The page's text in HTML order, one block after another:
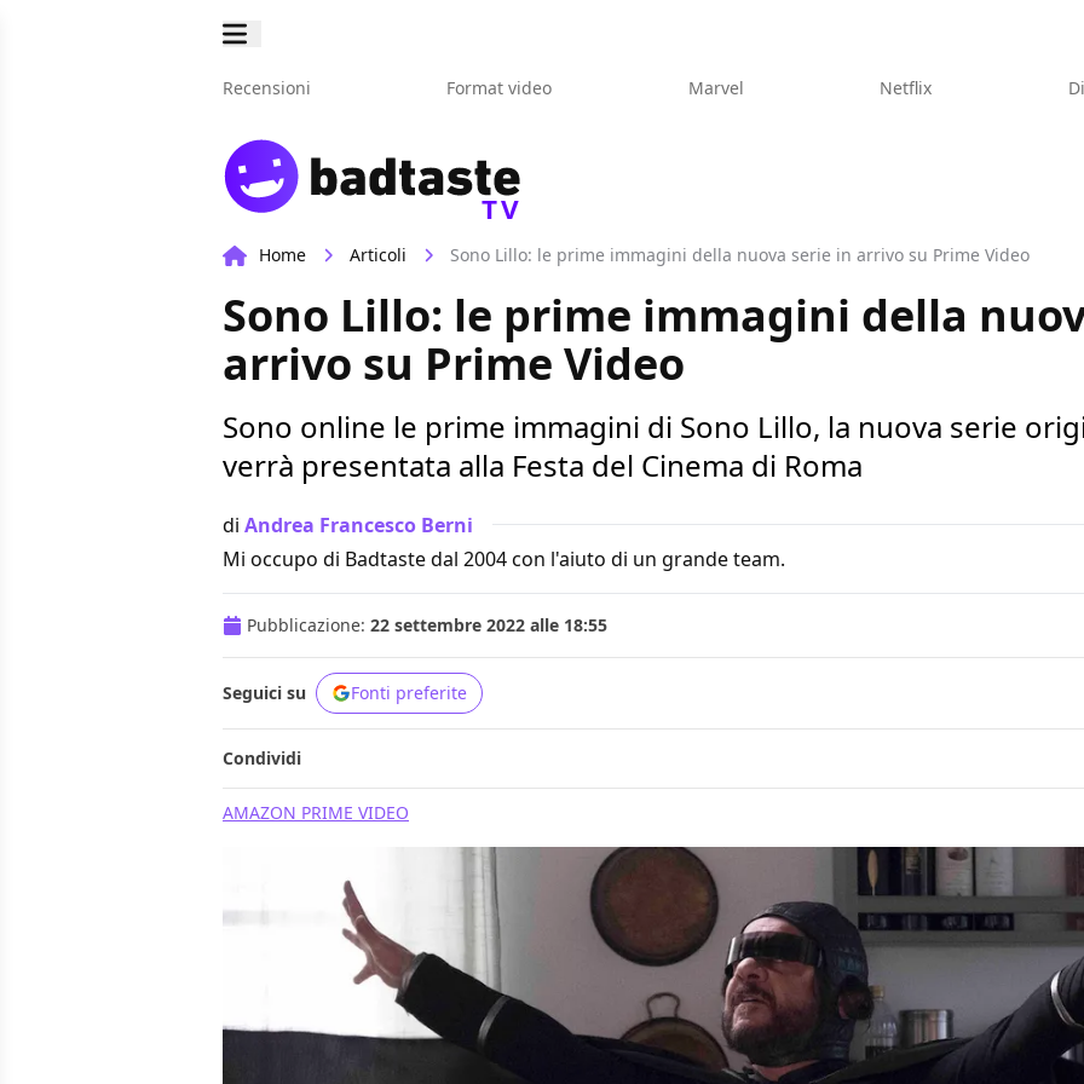
Recensioni Format video Marvel Netflix
TV
Home Articoli Sono Lillo: le prime immagini della nuova serie in arrivo su Prime Video
Sono Lillo: le prime immagini della
arrivo su Prime Video
Sono online le prime immagini di Sono Lillo, la nuova serie
verrà presentata alla Festa del Cinema di Roma
di Andrea Francesco Berni
Mi occupo di Badtaste dal 2004 con l'aiuto di un grande team.
Pubblicazione: 22 settembre 2022 alle 18:55
Seguici su Fonti preferite
Condividi
AMAZON PRIME VIDEO